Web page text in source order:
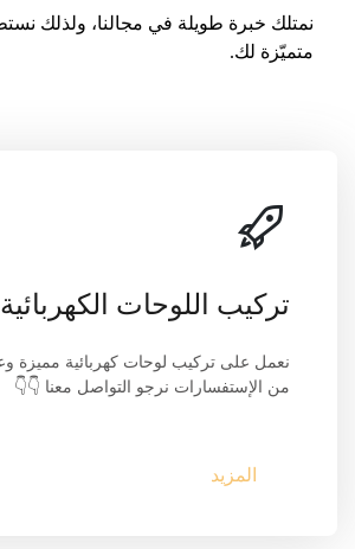
متميّزة لك.
تركيب اللوحات الكهربائية
من الإستفسارات نرجو التواصل معنا 👇👇
المزيد